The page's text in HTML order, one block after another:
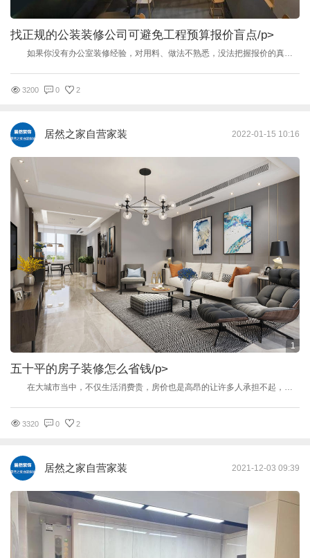
找正规的公装装修公司可避免工程预算报价盲点/p>
如果你没有办公室装修经验，对用料、做法不熟悉，没法把握报价的真实性、可靠性，简单的办法就是：选择一两家有规模、讲信用、有工地可看的公装公司，坐下来认真地一项项地分析、审核，得出一个令你完全清楚的施工方案、施工程序，了解到工程报价的构成依据，谈定一个合情合理、双方都能接受的价格。具体而言，办公室装修装潢公司的报价必须向你列明工程项目、数量、材料、规格、单价、总价等等。 以下是经常会出现报价盲点的地方 1.模糊办公室设计 通常在初步预算时，大多数公装公司都不只是根据装潢公司行业惯例报通价，这个通价还是在揣摩业主心理的基础上报出的，或高或低相差甚远。如做柜子，甲装潢公司报价620元/平方米，乙装潢公司报价720元/平方米。很可能甲装潢公司的柜子主结构用的是15厘板，甚至柜内光身，光身就是不贴内板，而乙装潢公司720元/平方米则又是另一种做法，并非报价越低就越好。 2.隐瞒项目 在报价时，某些公装公司会在初步预算报价时将一些应做的项目不报，从而制造较低的报价，吸引业主进来，那些当初没报的项目开工以后慢慢地增加，由不得你不做，因为那些都是必须做的。 3.隐瞒数量 这种做法是将所施工的项目数量在初步预算报价时象征性地报一些，大量隐瞒数量，使得预算报价相对诚实的公装公司如实相报低得多，结算时统统会加上。
3200 0 2
居然之家自营家装 2022-01-15 10:16
1
五十平的房子装修怎么省钱/p>
3320 0 2
居然之家自营家装 2021-12-03 09:39